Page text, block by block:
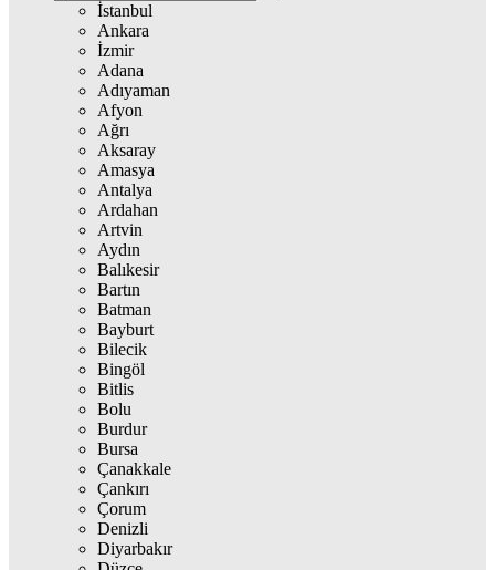
İstanbul
Ankara
İzmir
Adana
Adıyaman
Afyon
Ağrı
Aksaray
Amasya
Antalya
Ardahan
Artvin
Aydın
Balıkesir
Bartın
Batman
Bayburt
Bilecik
Bingöl
Bitlis
Bolu
Burdur
Bursa
Çanakkale
Çankırı
Çorum
Denizli
Diyarbakır